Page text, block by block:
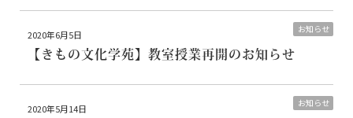
お知らせ
2020年6月5日
【きもの文化学苑】教室授業再開のお知らせ
お知らせ
2020年5月14日